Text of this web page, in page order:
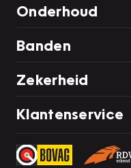
Onderhoud
Banden
Zekerheid
Klantenservice